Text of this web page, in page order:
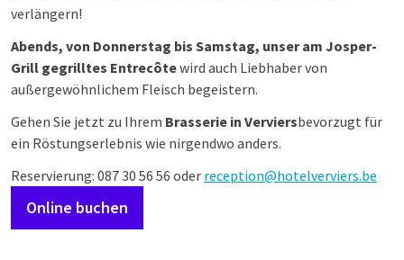
verlängern!
Abends, von Donnerstag bis Samstag, unser am Josper-
Grill gegrilltes Entrecôtewird auch Liebhaber von
außergewöhnlichem Fleisch begeistern.
Gehen Sie jetzt zu Ihrem Brasserie in Verviersbevorzugt für
ein Röstungserlebnis wie nirgendwo anders.
Reservierung: 087 30 56 56 oder reception@hotelverviers.be
Online buchen